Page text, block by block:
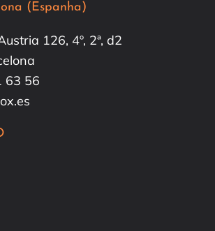
(Espanha)
126, 4º, 2ª, d2
63 56